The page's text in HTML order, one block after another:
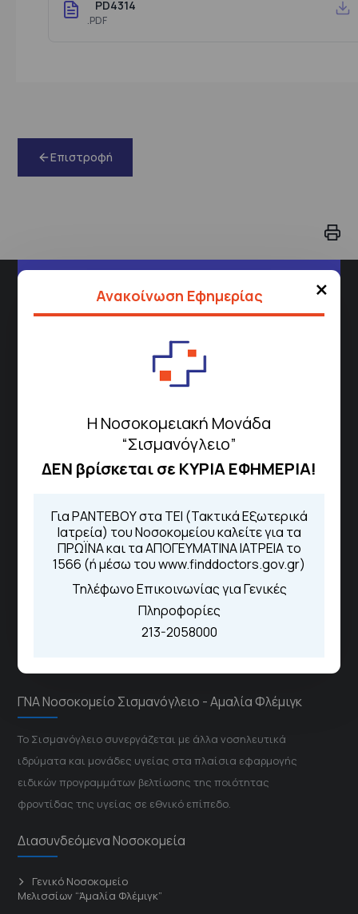
×
Ανακοίνωση Εφημερίας
Η Νοσοκομειακή Μονάδα
“Σισμανόγλειο”
ΔΕΝ βρίσκεται σε ΚΥΡΙΑ ΕΦΗΜΕΡΙΑ!
Για ΡΑΝΤΕΒΟΥ στα ΤΕΙ (Τακτικά Εξωτερικά
Ιατρεία) του Νοσοκομείου καλείτε για τα
ΠΡΩΪΝΑ και τα ΑΠΟΓΕΥΜΑΤΙΝΑ ΙΑΤΡΕΙΑ το
1566 (ή μέσω του www.finddoctors.gov.gr)
Τηλέφωνο Επικοινωνίας για Γενικές
Πληροφορίες
213-2058000
PD4314
.PDF
Επιστροφή
Διεύθυνση
Μαρούσι 151 26,
Περιοχής
Πως να έρθετε με ΜΜΜ
Για τα πρωινά και τα απογευματινά
ιατρεία:
Από τον ιστότοποeΡαντεβού
Καλώντας στην φωνητική πύλη του
1566
Μέσω της εφαρμογής "MyHealth
ΓΝΑ Νοσοκομείο Σισμανόγλειο - Αμαλία Φλέμιγκ
Το Σισμανόγλειο συνεργάζεται με άλλα νοσηλευτικά
ιδρύματα και μονάδες υγείας στα πλαίσια εφαρμογής
ειδικών προγραμμάτων βελτίωσης της ποιότητας
φροντίδας της υγείας σε εθνικό επίπεδο.
Διασυνδεόμενα Νοσοκομεία
Γενικό Νοσοκομείο
Μελισσίων “Άμαλία Φλέμιγκ”